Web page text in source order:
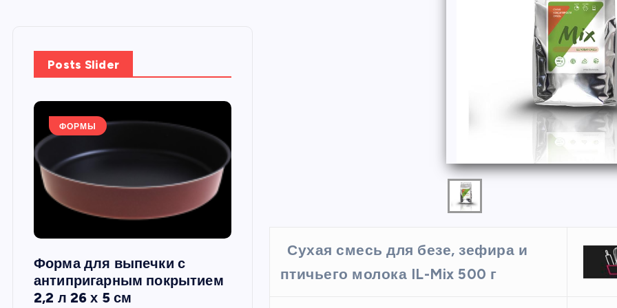
Posts Slider
ФОРМЫ
Форма для выпечки с
антипригарным покрытием
2,2 л 26 х 5 см
Силиконовая форма
круглая, 22 х 6 см
Силиконовая форма для
выпечки 9 ячеек,
Сухая смесь для безе, зефира и
птичьего молока IL-Mix 500 г